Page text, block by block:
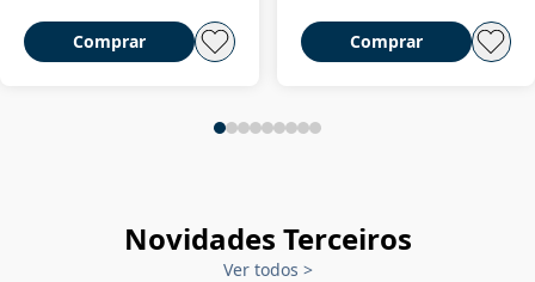
Comprar Comprar
Novidades Terceiros
Ver todos >